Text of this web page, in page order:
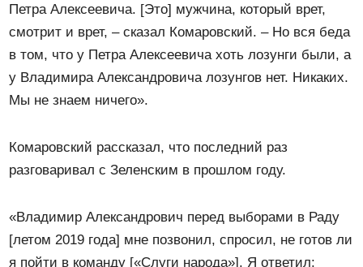
Петра Алексеевича. [Это] мужчина, который врет,
смотрит и врет, – сказал Комаровский. – Но вся беда
в том, что у Петра Алексеевича хоть лозунги были, а
у Владимира Александровича лозунгов нет. Никаких.
Мы не знаем ничего».
Комаровский рассказал, что последний раз
разговаривал с Зеленским в прошлом году.
«Владимир Александрович перед выборами в Раду
[летом 2019 года] мне позвонил, спросил, не готов ли
я пойти в команду [«Слуги народа»]. Я ответил: